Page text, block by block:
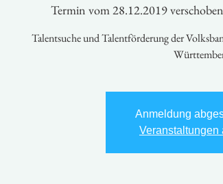
Termin vom 28.12.2019 verschoben
Talentsuche und Talentförderung der
Anmeldung
Veranstaltungen